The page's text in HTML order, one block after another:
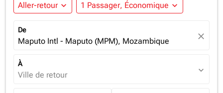
Aller-retour expand_more 1 Passager, Économique expand_more
De
Maputo Intl - Maputo (MPM), Mozambique close
À
Ville de retour expand_more